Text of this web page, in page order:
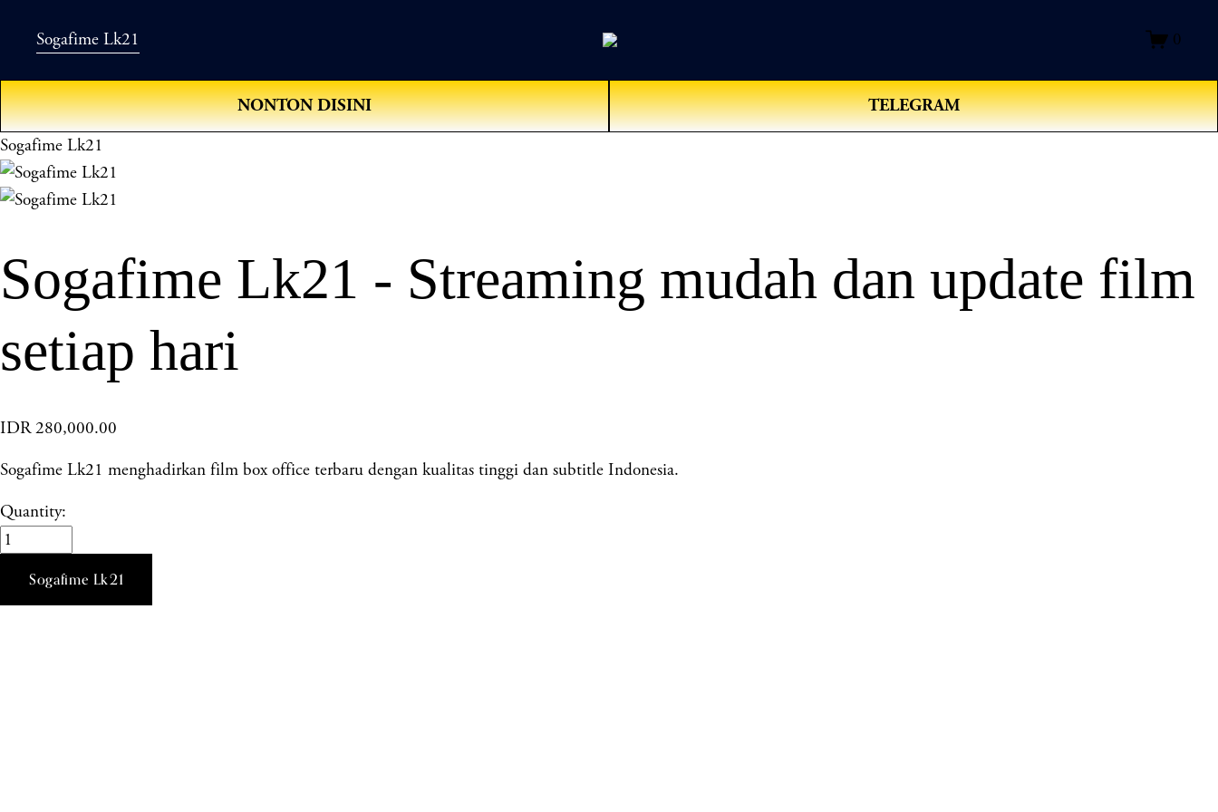
Sogafime Lk21 0
NONTON DISINI TELEGRAM
Sogafime Lk21
Sogafime Lk21 - Streaming mudah dan update film
setiap hari
IDR 280,000.00
Sogafime Lk21 menghadirkan film box office terbaru dengan kualitas tinggi dan subtitle Indonesia.
Quantity:
Sogafime Lk21